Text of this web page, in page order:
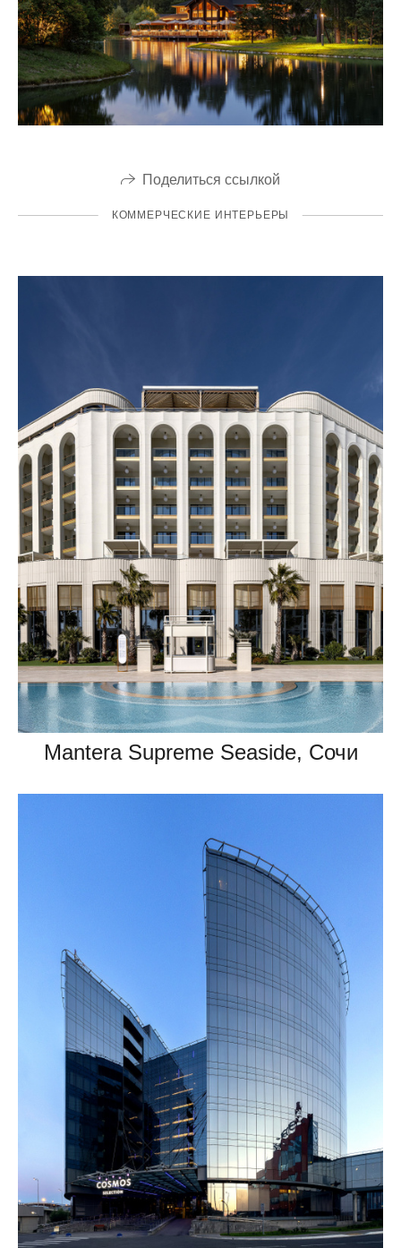
Поделиться ссылкой
КОММЕРЧЕСКИЕ ИНТЕРЬЕРЫ
Mantera Supreme Seaside, Сочи